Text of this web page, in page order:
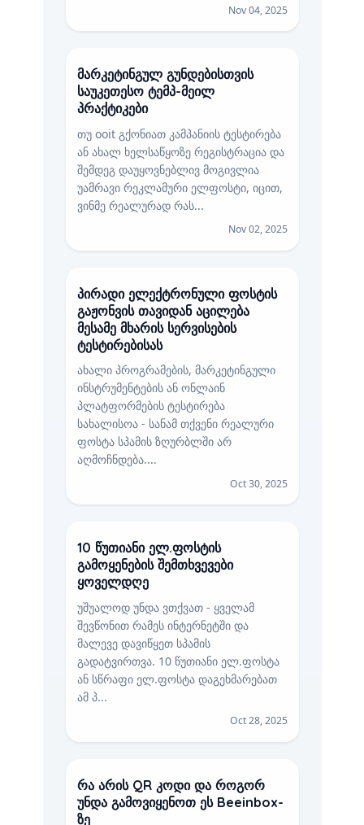
Nov 04, 2025
მარკეტინგულ გუნდებისთვის
საუკეთესო ტემპ-მეილ
პრაქტიკები
თუ ooit გქონიათ კამპანიის ტესტირება
ან ახალ ხელსაწყოზე რეგისტრაცია და
შემდეგ დაუყოვნებლივ მოგივლია
უამრავი რეკლამური ელფოსტი, იცით,
ვინმე რეალურად რას...
Nov 02, 2025
პირადი ელექტრონული ფოსტის
გაჟონვის თავიდან აცილება
მესამე მხარის სერვისების
ტესტირებისას
ახალი პროგრამების, მარკეტინგული
ინსტრუმენტების ან ონლაინ
პლატფორმების ტესტირება
სახალისოა - სანამ თქვენი რეალური
ფოსტა სპამის ზღურბლში არ
აღმოჩნდება....
Oct 30, 2025
10 წუთიანი ელ.ფოსტის
გამოყენების შემთხვევები
ყოველდღე
უშუალოდ უნდა ვთქვათ - ყველამ
შევწონით რამეს ინტერნეტში და
მალევე დავიწყეთ სპამის
გადატვირთვა. 10 წუთიანი ელ.ფოსტა
ან სწრაფი ელ.ფოსტა დაგეხმარებათ
ამ პ...
Oct 28, 2025
რა არის QR კოდი და როგორ
უნდა გამოვიყენოთ ეს Beeinbox-
ზე